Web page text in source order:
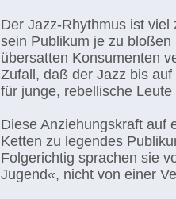
Der Jazz-Rhythmus ist
sein Publikum je zu
übersatten Konsumenten
Zufall, daß der Jazz bis
für junge, rebellische
Diese Anziehungskraft auf
Ketten zu legendes
Folgerichtig sprachen sie
Jugend«, nicht von einer